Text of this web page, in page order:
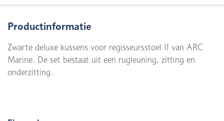
Productinformatie
Zwarte deluxe kussens voor regisseursstoel II van ARC
Marine. De set bestaat uit een rugleuning, zitting en
onderzitting.